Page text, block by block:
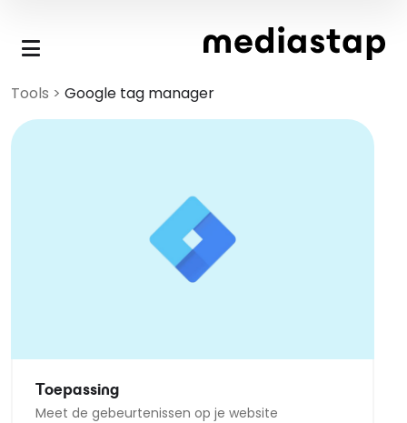
Tools > Google tag manager
Toepassing
Meet de gebeurtenissen op je website